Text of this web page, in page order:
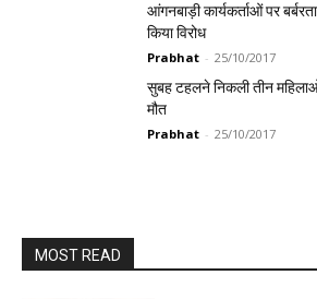
आंगनबाड़ी कार्यकर्ताओं पर
किया विरोध
Prabhat - 25/10/2017
सुबह टहलने निकली तीन
मौत
Prabhat - 25/10/2017
MOST READ